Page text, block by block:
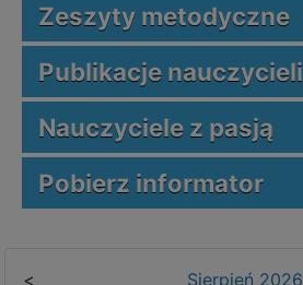
Zeszyty metodyczne
Publikacje nauczycieli
Nauczyciele z pasją
Pobierz informator
< Sierpień 2026